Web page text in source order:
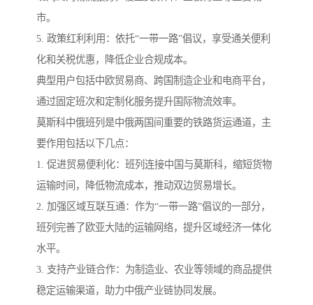
市。
5. 政策红利利用：依托“一带一路”倡议，享受通关便利
化和关税优惠，降低企业合规成本。
典型用户包括中欧贸易商、跨国制造企业和电商平台，
通过固定班次和定制化服务提升国际物流效率。
莫斯科中俄班列是中俄两国间重要的铁路货运通道，主
要作用包括以下几点：
1. 促进贸易便利化：班列连接中国与莫斯科，缩短货物
运输时间，降低物流成本，推动双边贸易增长。
2. 加强区域互联互通：作为“一带一路”倡议的一部分，
班列完善了欧亚大陆的运输网络，提升区域经济一体化
水平。
3. 支持产业链合作：为制造业、农业等领域的商品提供
稳定运输渠道，助力中俄产业链协同发展。